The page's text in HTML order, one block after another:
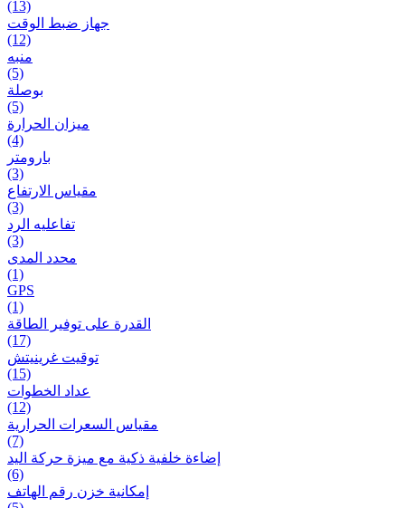
(13)
جهاز ضبط الوقت
(12)
منبه
(5)
بوصلة
(5)
ميزان الحرارة
(4)
بارومتر
(3)
مقياس الارتفاع
(3)
تفاعلیه الرد
(3)
محدد المدى
(1)
GPS
(1)
القدرة على توفير الطاقة
(17)
توقيت غرينيتش
(15)
عداد الخطوات
(12)
مقیاس السعرات الحرارية
(7)
إضاءة خلفية ذكية مع ميزة حرکة اليد
(6)
إمكانية خزن رقم الهاتف